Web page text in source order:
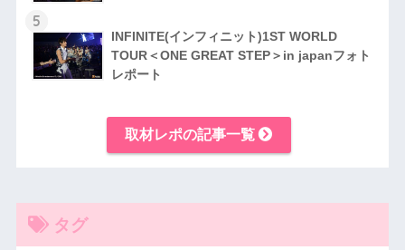
5
INFINITE(インフィニット)1ST WORLD
TOUR＜ONE GREAT STEP＞in japanフォト
レポート
取材レポの記事一覧
タグ